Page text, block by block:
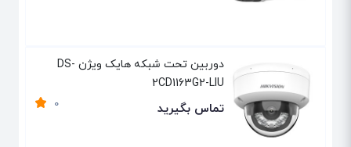
دوربین تحت شبکه هایک ویژن DS-
2CD1163G2-LIU
0 تماس بگیرید